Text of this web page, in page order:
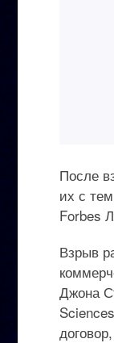
После
их с
Forbes
Взрыв
Джона